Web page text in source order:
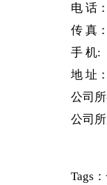
电 话
传 真
手 机:
地 址
公司
公司
Tags：